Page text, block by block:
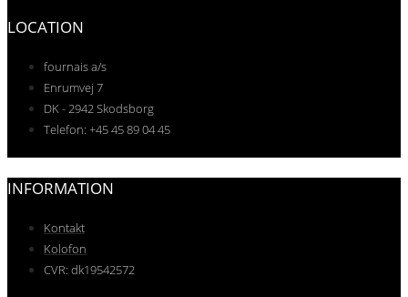
LOCATION
fournais a/s
Enrumvej 7
DK - 2942 Skodsborg
Telefon: +45 45 89 04 45
INFORMATION
Kontakt
Kolofon
CVR: dk19542572